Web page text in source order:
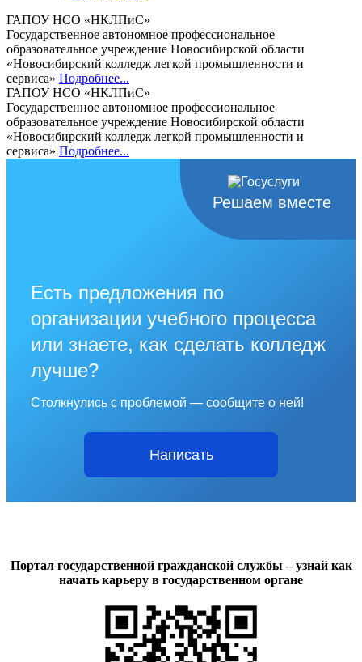
ГАПОУ НСО «НКЛПиС»
Государственное автономное профессиональное
образовательное учреждение Новосибирской области
«Новосибирский колледж легкой промышленности и
сервиса» Подробнее...
ГАПОУ НСО «НКЛПиС»
Государственное автономное профессиональное
образовательное учреждение Новосибирской области
«Новосибирский колледж легкой промышленности и
сервиса» Подробнее...
Решаем вместе
Есть предложения по
организации учебного процесса
или знаете, как сделать колледж
лучше?
Столкнулись с проблемой — сообщите о ней!
Написать
Портал государственной гражданской службы – узнай как
начать карьеру в государственном органе